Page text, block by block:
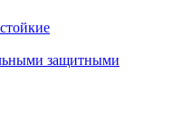
защитными